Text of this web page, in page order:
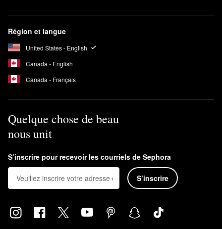
Région et langue
United States - English
Canada - English
Canada - Français
Quelque chose de beau
nous unit
S’inscrire pour recevoir les courriels de Sephora
S’inscrire